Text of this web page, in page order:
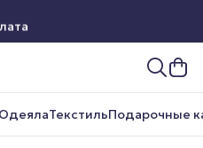
ОдеялаТекстильПодарочные